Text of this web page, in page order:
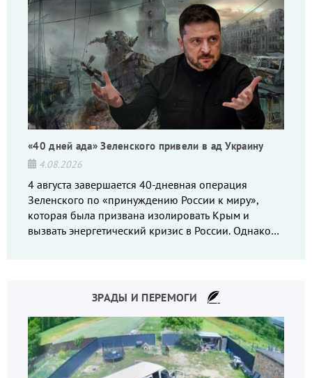
«40 дней ада» Зеленского привели в ад Украину
4.08.2026
4 августа завершается 40-дневная операция
Зеленского по «принуждению России к миру»,
которая была призвана изолировать Крым и
вызвать энергетический кризис в России. Однако
ЗРАДЫ И ПЕРЕМОГИ